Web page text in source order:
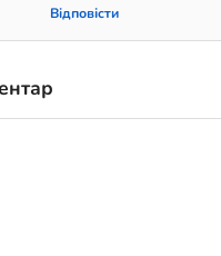
Відповіcти